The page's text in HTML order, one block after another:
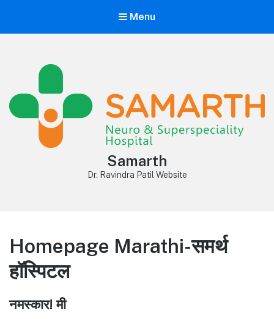
Menu
Samarth
Dr. Ravindra Patil Website
Homepage Marathi-समर्थ
हॉस्पिटल
नमस्कार! मी